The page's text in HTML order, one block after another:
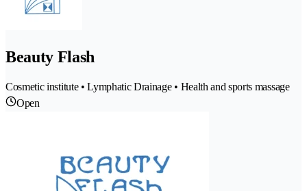
Beauty Flash
Cosmetic institute • Lymphatic Drainage • Health and sports massage
Open